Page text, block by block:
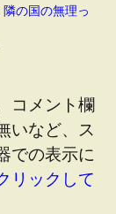
隣の国の無理っ
コメント欄
いなど、ス
での表示に
リックして